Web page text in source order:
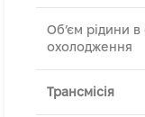
Об’єм рідини в
охолодження
Трансмісія